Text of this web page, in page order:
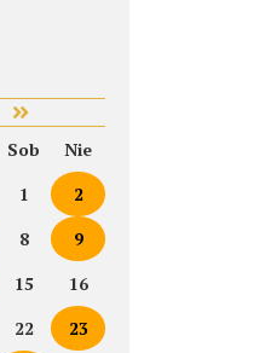
Sob
Nie
1
2
8
9
15
16
22
23